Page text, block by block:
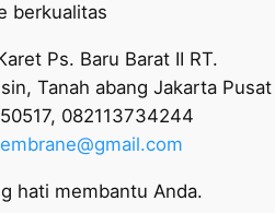
berkualitas
Ps. Baru Barat II RT.
Tanah abang Jakarta Pusat
082113734244
hati membantu Anda.